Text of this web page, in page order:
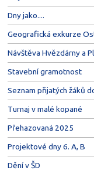
Dny jako....
Geografická exkurze
Návštěva Hvězdárny a
Stavební gramotnost
Seznam přijatých žáků
Turnaj v malé kopané
Přehazovaná 2025
Projektové dny 6. A, B
Dění v ŠD